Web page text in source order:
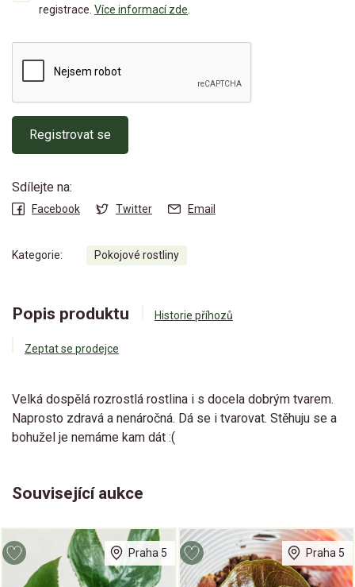
registrace. Více informací zde.
Registrovat se
Sdílejte na:
Facebook Twitter Email
Kategorie: Pokojové rostliny
Popis produktu Historie příhozů
Zeptat se prodejce
Velká dospělá rozrostlá rostlina i s docela dobrým tvarem.
Naprosto zdravá a nenáročná. Dá se i tvarovat. Stěhuju se a
bohužel je nemáme kam dát :(
Související aukce
Praha 5 Praha 5